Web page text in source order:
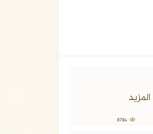
المزيد
8654 مشاهدة